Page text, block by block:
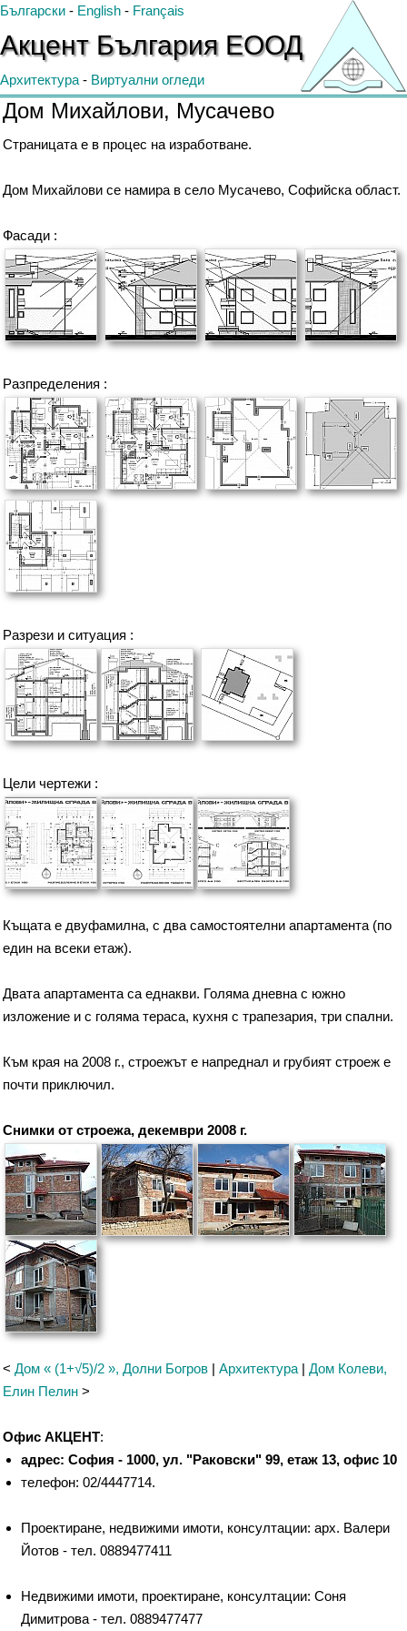
Български - English - Français
Акцент България ЕООД
Архитектура - Виртуални огледи
Дом Михайлови, Мусачево
Страницата е в процес на изработване.
Дом Михайлови се намира в село Мусачево, Софийска област.
Фасади :
Разпределения :
Разрези и ситуация :
Цели чертежи :
Къщата е двуфамилна, с два самостоятелни апартамента (по
един на всеки етаж).
Двата апартамента са еднакви. Голяма дневна с южно
изложение и с голяма тераса, кухня с трапезария, три спални.
Към края на 2008 г., строежът е напреднал и грубият строеж е
почти приключил.
Снимки от строежа, декември 2008 г.
< Дом « (1+√5)/2 », Долни Богров | Архитектура | Дом Колеви,
Елин Пелин >
Офис АКЦЕНТ:
адрес: София - 1000, ул. "Раковски" 99, етаж 13, офис 10
телефон: 02/4447714.
Проектиране, недвижими имоти, консултации: арх. Валери
Йотов - тел. 0889477411
Недвижими имоти, проектиране, консултации: Соня
Димитрова - тел. 0889477477